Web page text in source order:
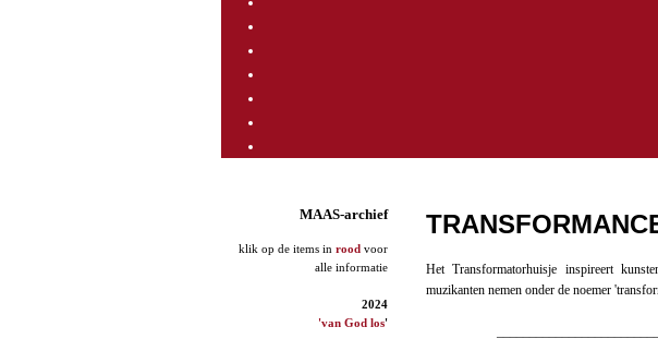
MAAS-archief
klik op de items in rood voor
alle informatie
2024
'van God los'
Het Transformatorhuisje inspireert
muzikanten nemen onder de noemer